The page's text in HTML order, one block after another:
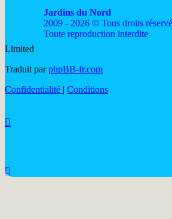
Jardins du Nord
2009 - 2026 © Tous droits
Toute reproduction interdite
Limited
Traduit parphpBB-fr.com
Confidentialité | Conditions